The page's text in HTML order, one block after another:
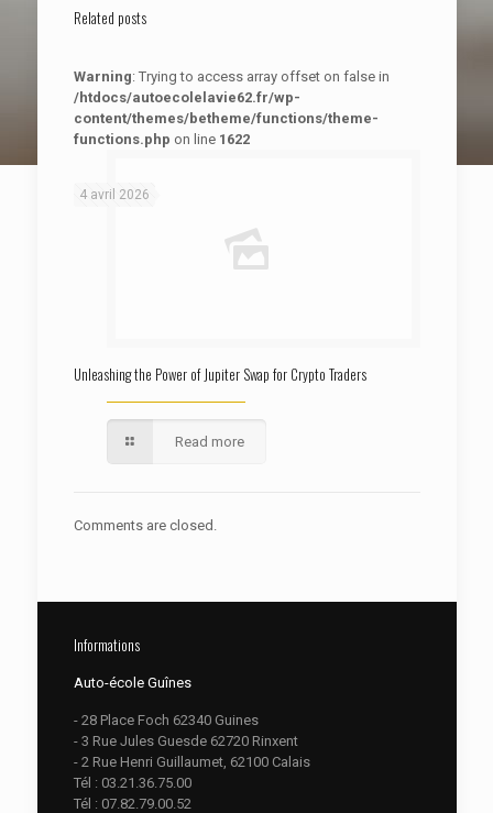
Related posts
Warning: Trying to access array offset on false in
/htdocs/autoecolelavie62.fr/wp-
content/themes/betheme/functions/theme-
functions.php on line 1622
4 avril 2026
Unleashing the Power of Jupiter Swap for Crypto Traders
Read more
Comments are closed.
Informations
Auto-école Guînes
- 28 Place Foch 62340 Guines
- 3 Rue Jules Guesde 62720 Rinxent
- 2 Rue Henri Guillaumet, 62100 Calais
Tél : 03.21.36.75.00
Tél : 07.82.79.00.52